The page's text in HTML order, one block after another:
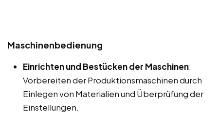
Maschinenbedienung
Einrichten und Bestücken der Maschinen:
Vorbereiten der Produktionsmaschinen durch
Einlegen von Materialien und Überprüfung der
Einstellungen.